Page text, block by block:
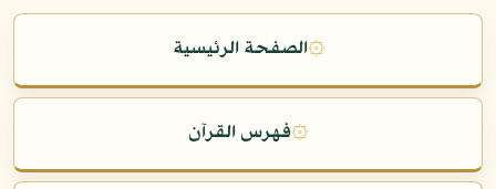
۞الصفحة الرئيسية
۞فهرس القرآن